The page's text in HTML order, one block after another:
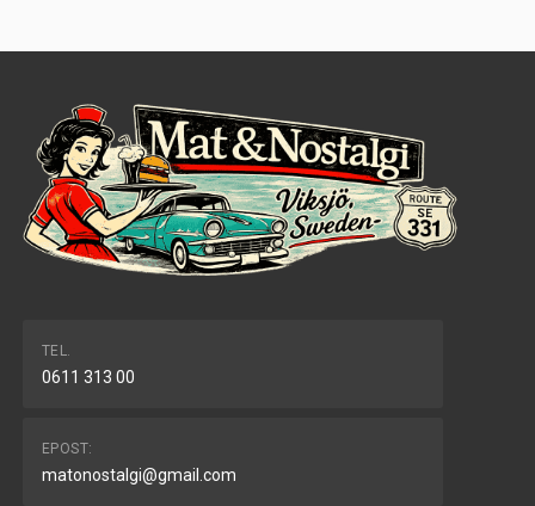
TEL.
0611 313 00
EPOST:
matonostalgi@gmail.com